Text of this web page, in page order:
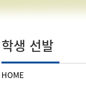
HOME
학생 선발